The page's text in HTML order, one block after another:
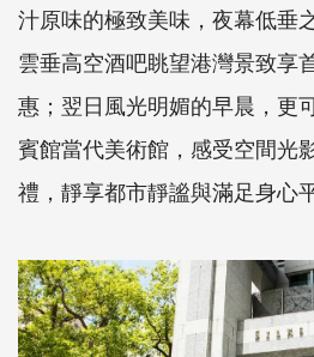
汁原味的極致美味，夜幕低垂
雲垂高空酒吧眺望港灣景致享
惠；翌日風光明媚的早晨，更
賓館當代美術館，感受空間光
禮，靜享都市靜謐與滿足身心